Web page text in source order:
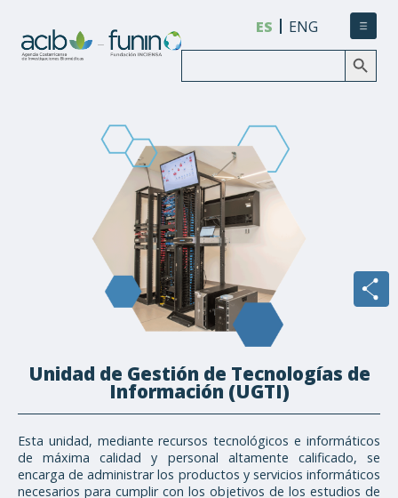
Buscar: Botón de búsqueda
ES ENG
Unidad de Gestión de Tecnologías de
Información (UGTI)
Esta unidad, mediante recursos tecnológicos e informáticos
de máxima calidad y personal altamente calificado, se
encarga de administrar los productos y servicios informáticos
necesarios para cumplir con los objetivos de los estudios de